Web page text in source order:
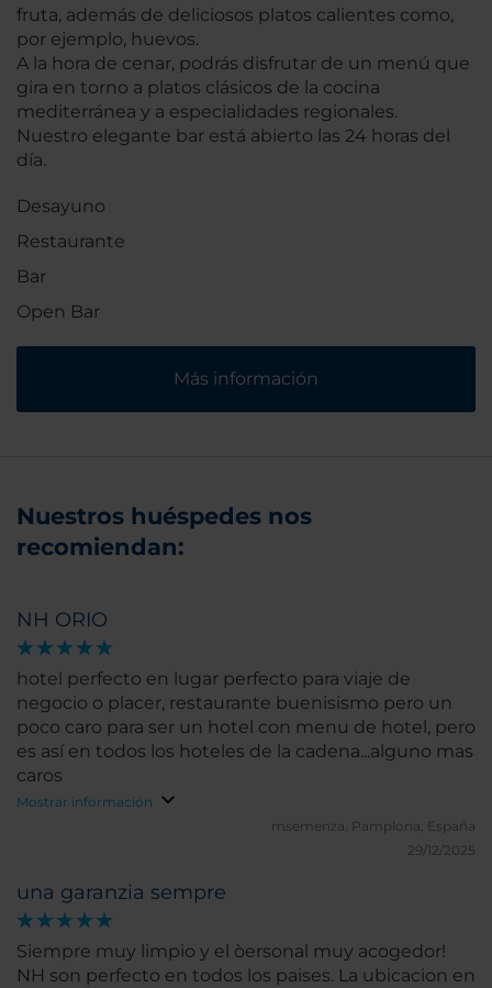
fruta, además de deliciosos platos calientes como,
por ejemplo, huevos.
A la hora de cenar, podrás disfrutar de un menú que
gira en torno a platos clásicos de la cocina
mediterránea y a especialidades regionales.
Nuestro elegante bar está abierto las 24 horas del
día.
Desayuno
Restaurante
Bar
Open Bar
Más información
Nuestros huéspedes nos
recomiendan:
NH ORIO
hotel perfecto en lugar perfecto para viaje de
negocio o placer, restaurante buenisismo pero un
poco caro para ser un hotel con menu de hotel, pero
es así en todos los hoteles de la cadena...alguno mas
caros
Mostrar información
msemenza.
Pamplona, España
29/12/2025
una garanzia sempre
Siempre muy limpio y el òersonal muy acogedor!
NH son perfecto en todos los paises. La ubicacion en